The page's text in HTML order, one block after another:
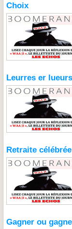
Choix
Leurres er lueurs
Retraite célébrée
Gagner ou